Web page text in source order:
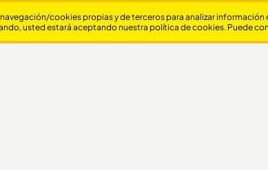
cookies propias y de terceros para analizar
usted estará aceptando nuestra política de cookies. Puede